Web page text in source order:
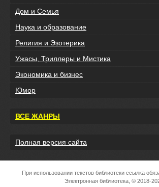
Дом и Семья
Наука и образование
Религия и Эзотерика
Ужасы, Триллеры и Мистика
Экономика и бизнес
Юмор
ВСЕ ЖАНРЫ
Полная версия сайта
При использовании текстов библиотеки ссылка
Электронная библиотека, © 2018-